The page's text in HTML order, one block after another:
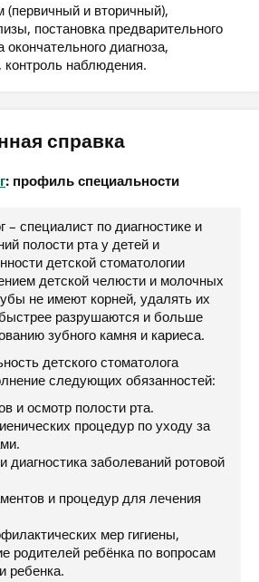
(первичный и вторичный),
постановка предварительного
окончательного диагноза,
контроль наблюдения.
справка
: профиль специальности
– специалист по диагностике и
полости рта у детей и
детской стоматологии
детской челюсти и молочных
не имеют корней, удалять их
разрушаются и больше
зубного камня и кариеса.
детского стоматолога
следующих обязанностей:
и осмотр полости рта.
процедур по уходу за
диагностика заболеваний ротовой
и процедур для лечения
мер гигиены,
родителей ребёнка по вопросам
ребенка.